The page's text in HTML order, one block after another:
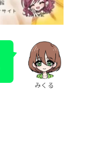
みくる